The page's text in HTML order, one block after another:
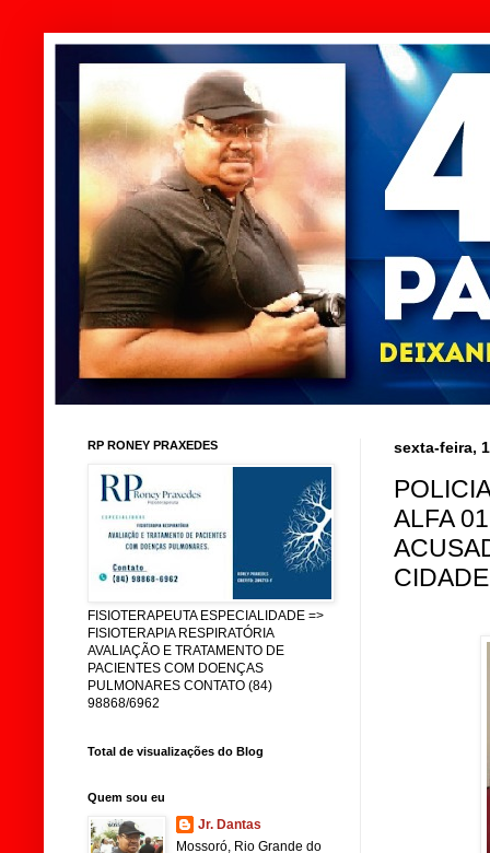
sexta-feira,
ALFA
RP RONEY PRAXEDES
FISIOTERAPEUTA ESPECIALIDADE =>
FISIOTERAPIA RESPIRATÓRIA
AVALIAÇÃO E TRATAMENTO DE
PACIENTES COM DOENÇAS
PULMONARES CONTATO (84)
98868/6962
Total de visualizações do Blog
Quem sou eu
Jr. Dantas
Mossoró, Rio Grande do